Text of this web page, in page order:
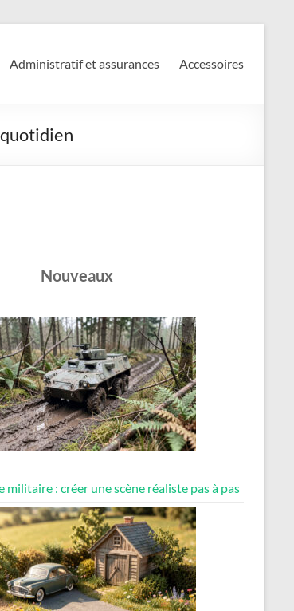
Administratif et assurances Accessoires
Nouveaux
militaire : créer une scène réaliste pas à pas